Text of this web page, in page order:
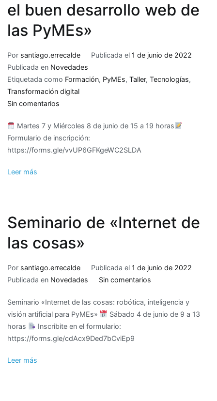
el buen desarrollo web de
las PyMEs»
Por santiago.errecalde Publicada el 1 de junio de 2022
Publicada en Novedades
Etiquetada como Formación, PyMEs, Taller, Tecnologías,
Transformación digital
Sin comentarios
«Adopción
de
tecnologías
web
las
Martes 7 y Miércoles 8 de junio de 15 a 19 horas
Formulario de inscripción:
https://forms.gle/vvUP6GFKgeWC2SLDA
Leer más
Seminario de «Internet de
las cosas»
Por santiago.errecalde Publicada el 1 de junio de 2022
Publicada en Novedades Sin comentariosen
de
«Internet
Seminario «Internet de las cosas: robótica, inteligencia y
visión artificial para PyMEs»
Sábado 4 de junio de 9 a 13
horas
Inscribite en el formulario:
https://forms.gle/cdAcx9Ded7bCviEp9
Leer más